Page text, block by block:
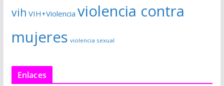
vih VIH+Violencia violencia contra
mujeres violencia sexual
Enlaces